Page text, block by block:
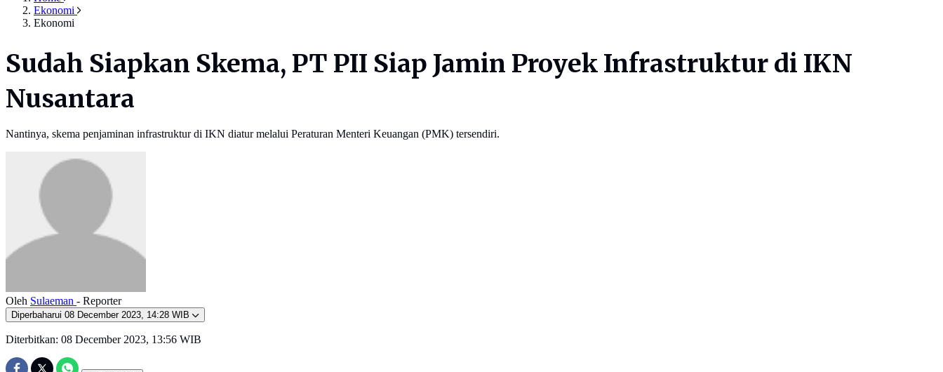
Ekonomi
Ekonomi
Sudah Siapkan Skema, PT PII Siap Jamin Proyek Infrastruktur di IKN
Nusantara
Nantinya, skema penjaminan infrastruktur di IKN diatur melalui Peraturan Menteri Keuangan (PMK) tersendiri.
Oleh Sulaeman - Reporter
Diperbaharui 08 December 2023, 14:28 WIB
Diterbitkan: 08 December 2023, 13:56 WIB